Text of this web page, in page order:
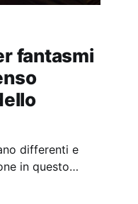
fantasmi
differenti e
in questo
unico